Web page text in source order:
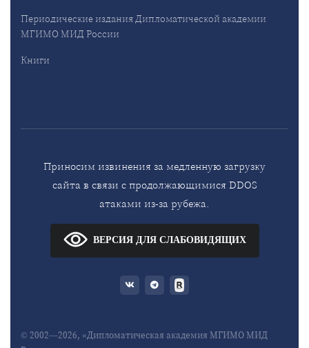
Периодические издания Дипломатической академии
МГИМО МИД России
Книги
Приносим извинения за медленную загрузку
сайта в связи с продолжающимися DDOS
атаками из-за рубежа.
ВЕРСИЯ ДЛЯ СЛАБОВИДЯЩИХ
© 2002—2026, «Дипломатическая академия МГИМО МИД